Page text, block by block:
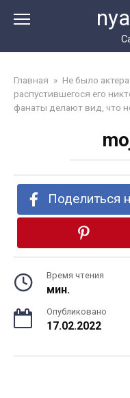
Главная » Не было
распустившегося его
фанаты делают вид, что
Поделиться
Время чтения
мин.
Опубликовано
17.02.2022